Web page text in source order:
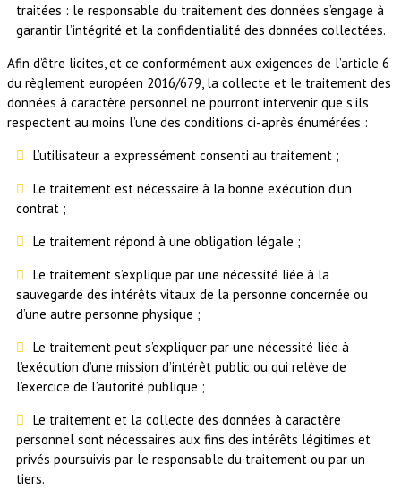
traitées : le responsable du traitement des données s’engage à
garantir l’intégrité et la confidentialité des données collectées.
Afin d’être licites, et ce conformément aux exigences de l’article 6
du règlement européen 2016/679, la collecte et le traitement des
données à caractère personnel ne pourront intervenir que s’ils
respectent au moins l’une des conditions ci-après énumérées :
L’utilisateur a expressément consenti au traitement ;
Le traitement est nécessaire à la bonne exécution d’un
contrat ;
Le traitement répond à une obligation légale ;
Le traitement s’explique par une nécessité liée à la
sauvegarde des intérêts vitaux de la personne concernée ou
d’une autre personne physique ;
Le traitement peut s’expliquer par une nécessité liée à
l’exécution d’une mission d’intérêt public ou qui relève de
l’exercice de l’autorité publique ;
Le traitement et la collecte des données à caractère
personnel sont nécessaires aux fins des intérêts légitimes et
privés poursuivis par le responsable du traitement ou par un
tiers.